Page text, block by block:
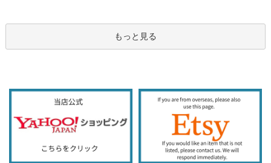
もっと見る